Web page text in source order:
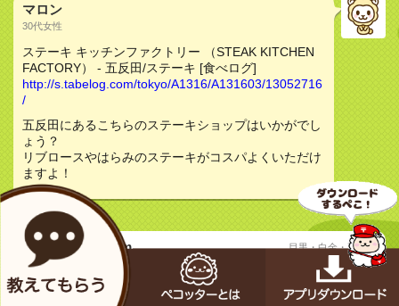
マロン
30代女性
ステーキ キッチンファクトリー （STEAK KITCHEN
FACTORY） - 五反田/ステーキ [食べログ]
http://s.tabelog.com/tokyo/A1316/A131603/13052716
/
五反田にあるこちらのステーキショップはいかがでし
ょう？
リブロースやはらみのステーキがコスパよくいただけ
ますよ！
質問
Beckham 目黒・白金・五反田
五反田で男女1人ずつでゆっくりできるお店はありま